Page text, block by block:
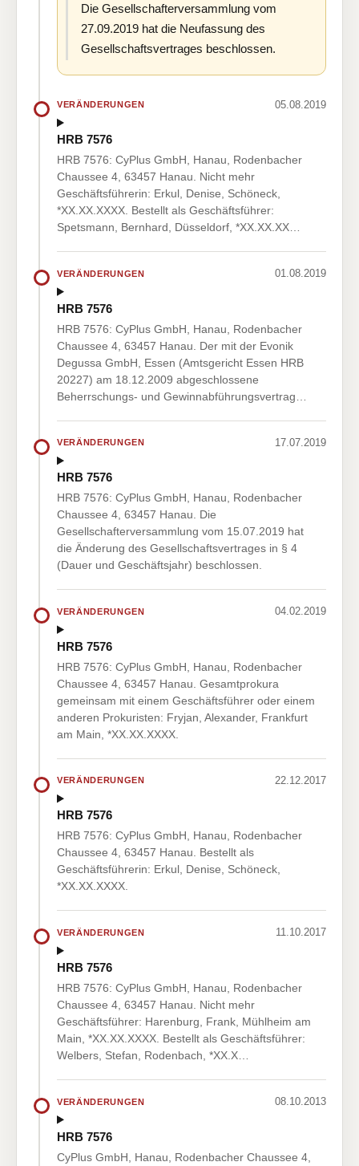
Die Gesellschafterversammlung vom
27.09.2019 hat die Neufassung des
Gesellschaftsvertrages beschlossen.
VERÄNDERUNGEN 05.08.2019
HRB 7576
HRB 7576: CyPlus GmbH, Hanau, Rodenbacher
Chaussee 4, 63457 Hanau. Nicht mehr
Geschäftsführerin: Erkul, Denise, Schöneck,
*XX.XX.XXXX. Bestellt als Geschäftsführer:
Spetsmann, Bernhard, Düsseldorf, *XX.XX.XX…
VERÄNDERUNGEN 01.08.2019
HRB 7576
HRB 7576: CyPlus GmbH, Hanau, Rodenbacher
Chaussee 4, 63457 Hanau. Der mit der Evonik
Degussa GmbH, Essen (Amtsgericht Essen HRB
20227) am 18.12.2009 abgeschlossene
Beherrschungs- und Gewinnabführungsvertrag…
VERÄNDERUNGEN 17.07.2019
HRB 7576
HRB 7576: CyPlus GmbH, Hanau, Rodenbacher
Chaussee 4, 63457 Hanau. Die
Gesellschafterversammlung vom 15.07.2019 hat
die Änderung des Gesellschaftsvertrages in § 4
(Dauer und Geschäftsjahr) beschlossen.
VERÄNDERUNGEN 04.02.2019
HRB 7576
HRB 7576: CyPlus GmbH, Hanau, Rodenbacher
Chaussee 4, 63457 Hanau. Gesamtprokura
gemeinsam mit einem Geschäftsführer oder einem
anderen Prokuristen: Fryjan, Alexander, Frankfurt
am Main, *XX.XX.XXXX.
VERÄNDERUNGEN 22.12.2017
HRB 7576
HRB 7576: CyPlus GmbH, Hanau, Rodenbacher
Chaussee 4, 63457 Hanau. Bestellt als
Geschäftsführerin: Erkul, Denise, Schöneck,
*XX.XX.XXXX.
VERÄNDERUNGEN 11.10.2017
HRB 7576
HRB 7576: CyPlus GmbH, Hanau, Rodenbacher
Chaussee 4, 63457 Hanau. Nicht mehr
Geschäftsführer: Harenburg, Frank, Mühlheim am
Main, *XX.XX.XXXX. Bestellt als Geschäftsführer:
Welbers, Stefan, Rodenbach, *XX.X…
VERÄNDERUNGEN 08.10.2013
HRB 7576
CyPlus GmbH, Hanau, Rodenbacher Chaussee 4,